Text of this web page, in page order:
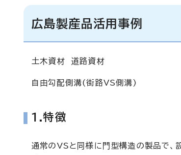
広島製産品活用事例
土木資材 道路資材
自由勾配側溝(街路VS側溝)
1.特徴
通常のVSと同様に門型構造の製品で、